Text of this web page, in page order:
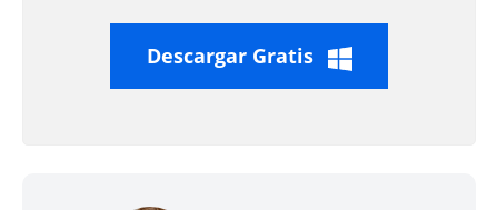
Descargar Gratis